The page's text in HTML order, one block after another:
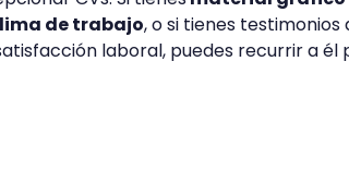
de trabajo, o si tienes testimonios
laboral, puedes recurrir a él